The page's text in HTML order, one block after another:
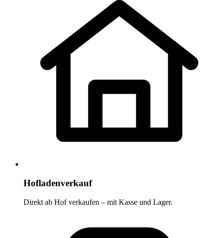
Hofladenverkauf
Direkt ab Hof verkaufen – mit Kasse und Lager.